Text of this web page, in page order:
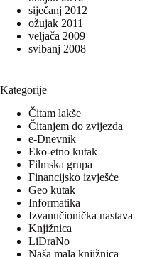
siječanj 2012
ožujak 2011
veljača 2009
svibanj 2008
Kategorije
Čitam lakše
Čitanjem do zvijezda
e-Dnevnik
Eko-etno kutak
Filmska grupa
Financijsko izvješće
Geo kutak
Informatika
Izvanučionička nastava
Knjižnica
LiDraNo
Naša mala knjižnica